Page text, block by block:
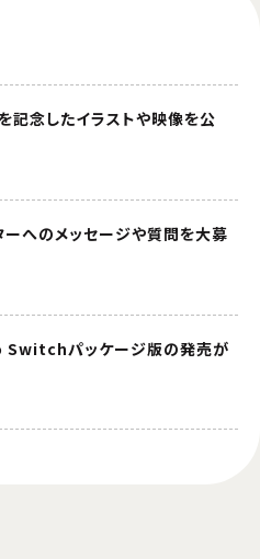
念したイラストや映像を公
へのメッセージや質問を大募
パッケージ版の発売が